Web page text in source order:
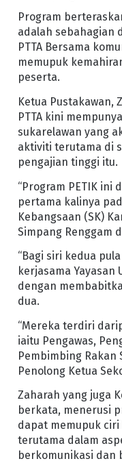
Program
adalah sebahagian
PTTA Bersama
memupuk
peserta.
Ketua Pustakawan,
PTTA kini
sukarelawan yang
aktiviti terutama di
pengajian tinggi itu.
“Program PETIK
pertama kalinya
Kebangsaan (SK)
Simpang Renggam
“Bagi siri kedua
kerjasama Yayasan
dengan
dua.
“Mereka terdiri
iaitu Pengawas,
Pembimbing Rakan
Penolong Ketua
Zaharah yang juga
berkata, menerusi
dapat memupuk
terutama dalam
berkomunikasi dan